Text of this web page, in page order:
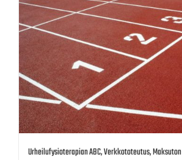
Urheilufysioterapian ABC, Verkkototeutus, Maksuton